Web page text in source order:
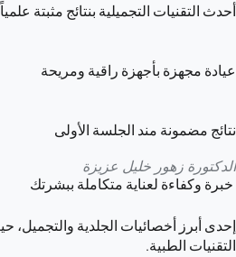
أحدث التقنيات التجميلية بنتائج مثبتة علمياً
عيادة مجهزة بأجهزة راقية ومريحة
نتائج مضمونة مند الجلسة الأولى
الدكتورة زهور خليل عزيزة
خبرة وكفاءة لعناية متكاملة ببشرتك
إحدى أبرز أخصائيات الجلدية والتجميل،
التقنيات الطبية.